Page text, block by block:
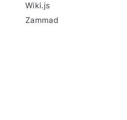
Wiki.js
Zammad